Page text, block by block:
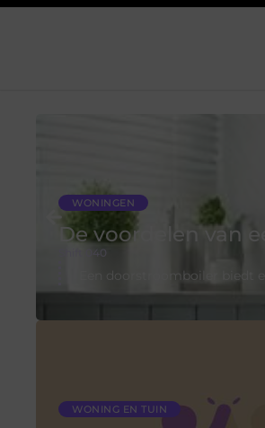
WONINGEN
De voordelen van
Shift 040
Een doorstroomboiler
WONING EN TUIN